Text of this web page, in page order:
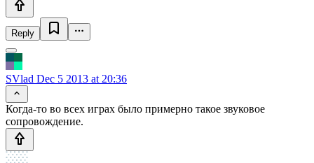
Reply
SVlad Dec 5 2013 at 20:36
Когда-то во всех играх было примерно такое звуковое
сопровождение.